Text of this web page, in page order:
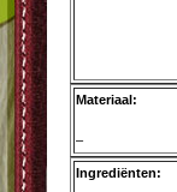
Materiaal:
–
Ingrediënten: